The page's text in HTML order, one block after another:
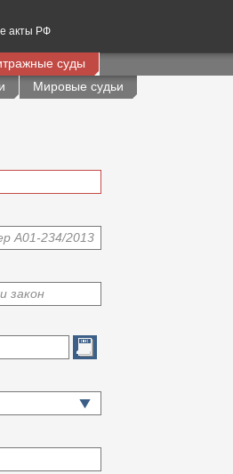
акты РФ
суды
Мировые судьи
А01-234/2013
закон